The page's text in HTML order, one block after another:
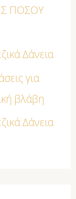
ΠΟΣΟΥ
Δάνεια
για
βλάβη
Δάνεια